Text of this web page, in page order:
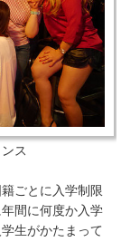
ス
ごとに入学制限
間に何度か入学
生がかたまって